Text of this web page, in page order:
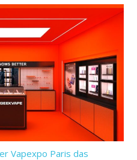
Vapexpo Paris das